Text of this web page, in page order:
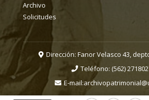
Archivo
Solicitudes
Dirección: Fanor Velasco 43,
Teléfono: (562)
E-mail: